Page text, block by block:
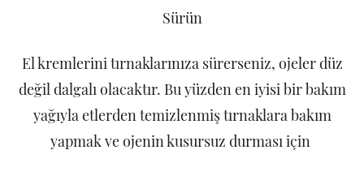
Sürün
El kremlerini tırnaklarınıza sürerseniz, ojeler düz
değil dalgalı olacaktır. Bu yüzden en iyisi bir bakım
yağıyla etlerden temizlenmiş tırnaklara bakım
yapmak ve ojenin kusursuz durması için